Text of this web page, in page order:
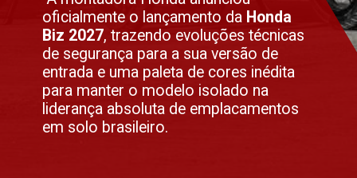
oficialmente o lançamento da Honda
Biz 2027, trazendo evoluções técnicas
de segurança para a sua versão de
entrada e uma paleta de cores inédita
para manter o modelo isolado na
liderança absoluta de emplacamentos
em solo brasileiro.